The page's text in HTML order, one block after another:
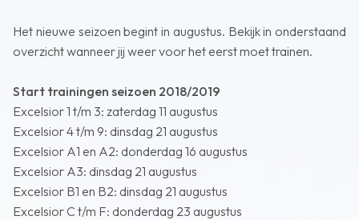
Het nieuwe seizoen begint in augustus. Bekijk in onderstaand
overzicht wanneer jij weer voor het eerst moet trainen.
Start trainingen seizoen 2018/2019
Excelsior 1 t/m 3: zaterdag 11 augustus
Excelsior 4 t/m 9: dinsdag 21 augustus
Excelsior A1 en A2: donderdag 16 augustus
Excelsior A3: dinsdag 21 augustus
Excelsior B1 en B2: dinsdag 21 augustus
Excelsior C t/m F: donderdag 23 augustus